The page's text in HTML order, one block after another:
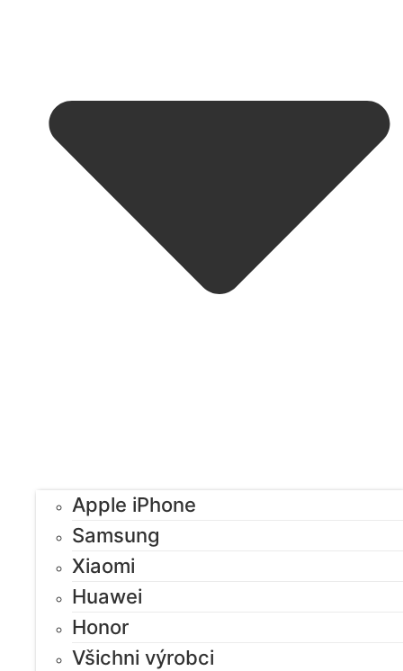
Apple iPhone
Samsung
Xiaomi
Huawei
Honor
Všichni výrobci